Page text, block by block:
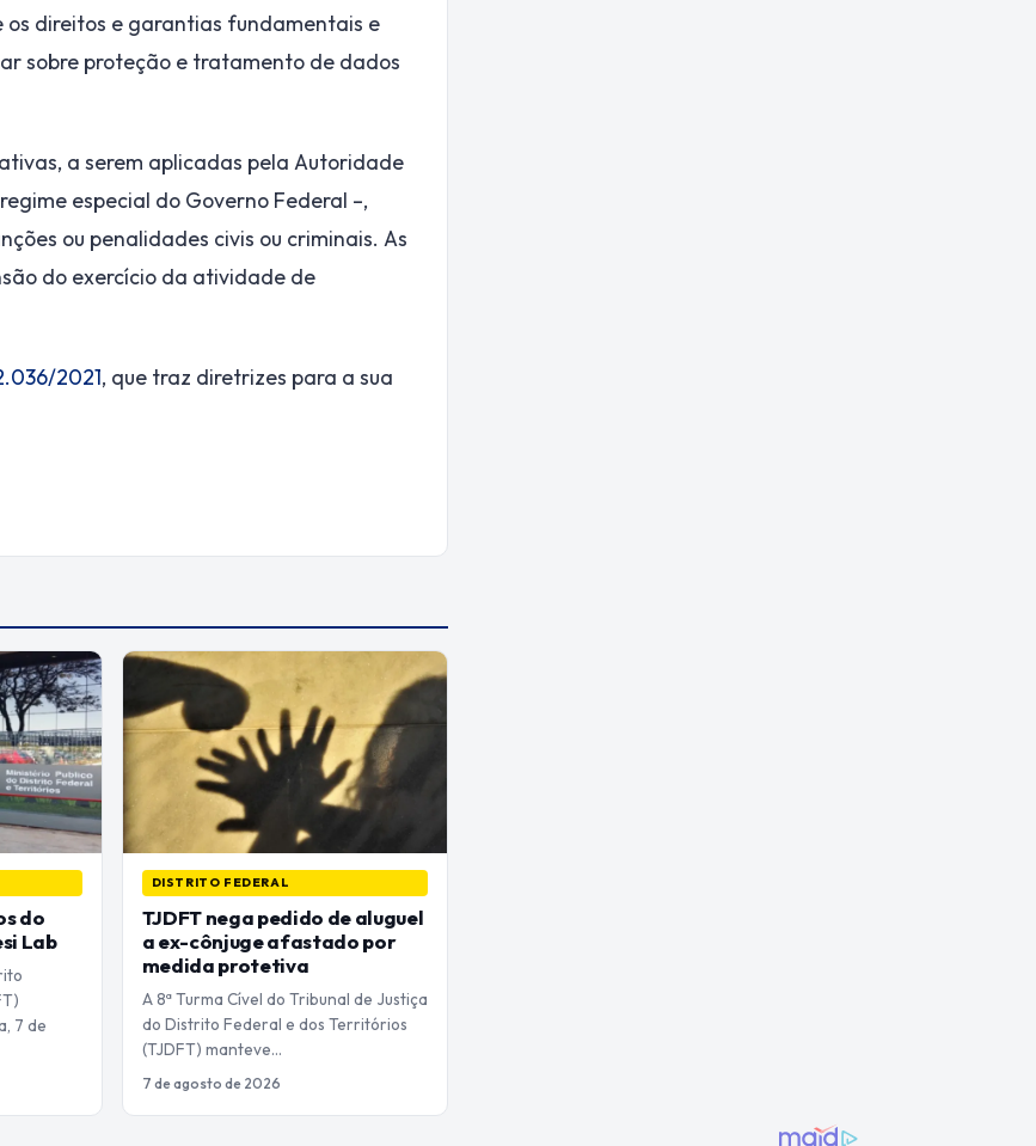
direitos e garantias fundamentais e
sobre proteção e tratamento de dados
a serem aplicadas pela Autoridade
especial do Governo Federal –,
ou penalidades civis ou criminais. As
do exercício da atividade de
2021, que traz diretrizes para a sua
do
Lab
7 de
DISTRITO FEDERAL
TJDFT nega pedido de aluguel
a ex-cônjuge afastado por
medida protetiva
A 8ª Turma Cível do Tribunal de Justiça
do Distrito Federal e dos Territórios
(TJDFT) manteve…
7 de agosto de 2026